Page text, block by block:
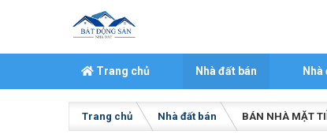
Trang chủ Nhà đất bán
Trang chủ Nhà đất bán BÁN NHÀ MẶT